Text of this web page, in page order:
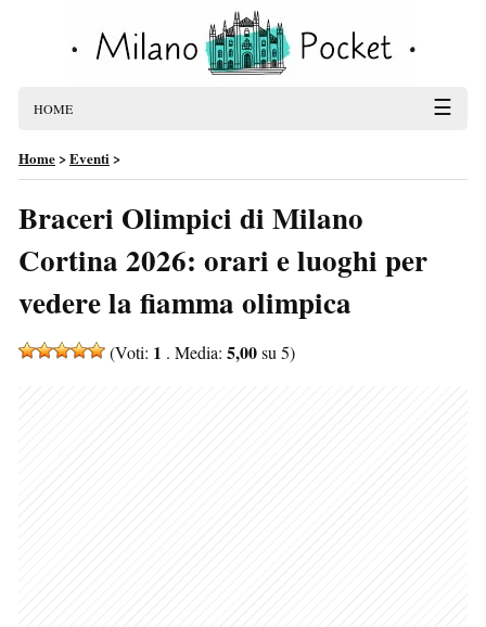
HOME ☰
Home>Eventi>
Braceri Olimpici di Milano
Cortina 2026: orari e luoghi per
vedere la fiamma olimpica
(Voti: 1 . Media: 5,00su 5)